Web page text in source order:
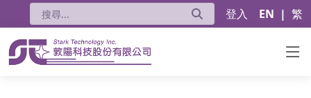
登入 EN | 繁